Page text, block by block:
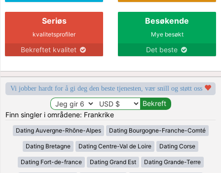
Seriøs
kvalitetsprofiler
Bekreftet kvalitet
Besøkende
Mye besøkt
Det beste
Vi jobber hardt for å gi deg den beste tjenesten, vær snill og støtt oss
Finn singler i områdene: Frankrike
Dating Auvergne-Rhône-Alpes Dating Bourgogne-Franche-Comté
Dating Bretagne Dating Centre-Val de Loire Dating Corse
Dating Fort-de-france Dating Grand Est Dating Grande-Terre